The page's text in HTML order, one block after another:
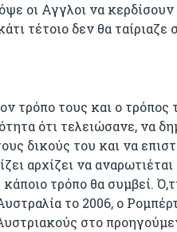
οι Αγγλοι να κερδίσουν
τέτοιο δεν θα ταίριαζε
τρόπο τους και ο τρόπος
ότι τελειώσανε, να
δικούς του και να
αρχίζει να
τρόπο θα συμβεί.
το 2006, ο
στο